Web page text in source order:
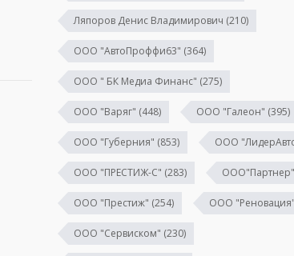
Ляпоров Денис Владимирович (210)
ООО "АвтоПроффи63" (364)
ООО " БК Медиа Финанс" (275)
ООО "Варяг" (448) ООО "Галеон" (395)
ООО "Губерния" (853) ООО
ООО "ПРЕСТИЖ-С" (283) ООО"Партнер"
ООО "Престиж" (254) ООО "Реновация"
ООО "Сервиском" (230)